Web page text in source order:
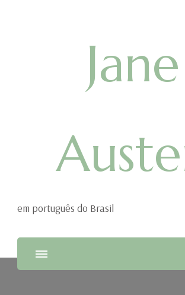
Jane
em português do Brasil